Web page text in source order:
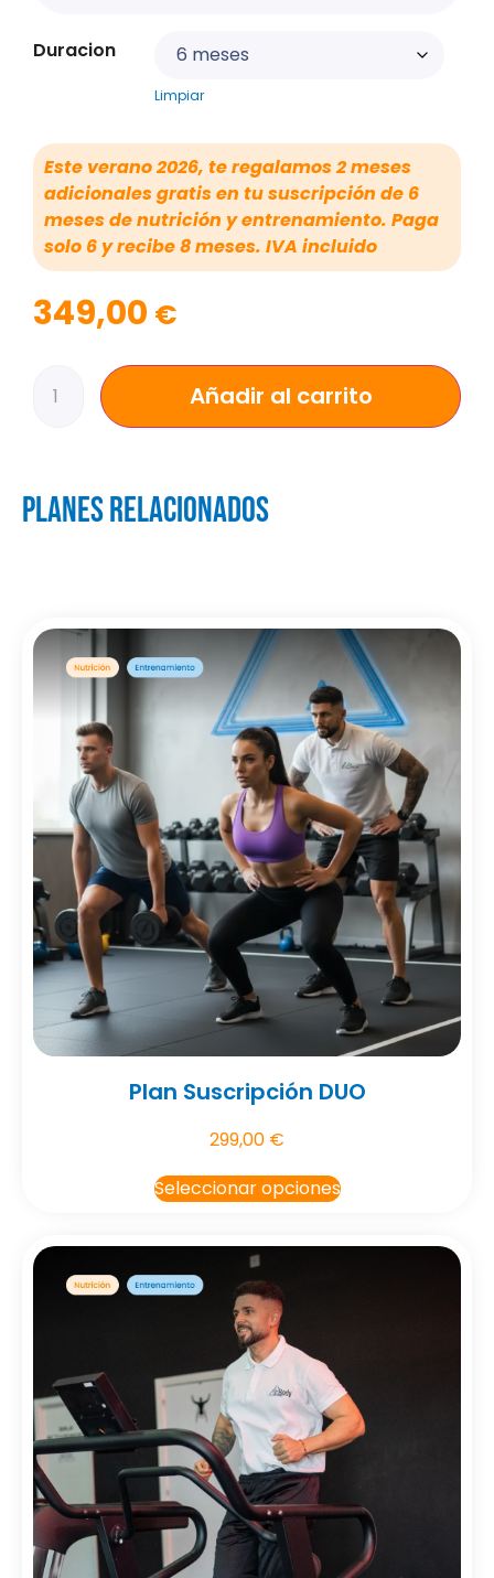
Duracion
Limpiar
Este verano 2026, te regalamos 2 meses
adicionales gratis en tu suscripción de 6
meses de nutrición y entrenamiento. Paga
solo 6 y recibe 8 meses. IVA incluido
349,00 €
Añadir al carrito
planes relacionados
Plan Suscripción DUO
299,00 €
Seleccionar opciones